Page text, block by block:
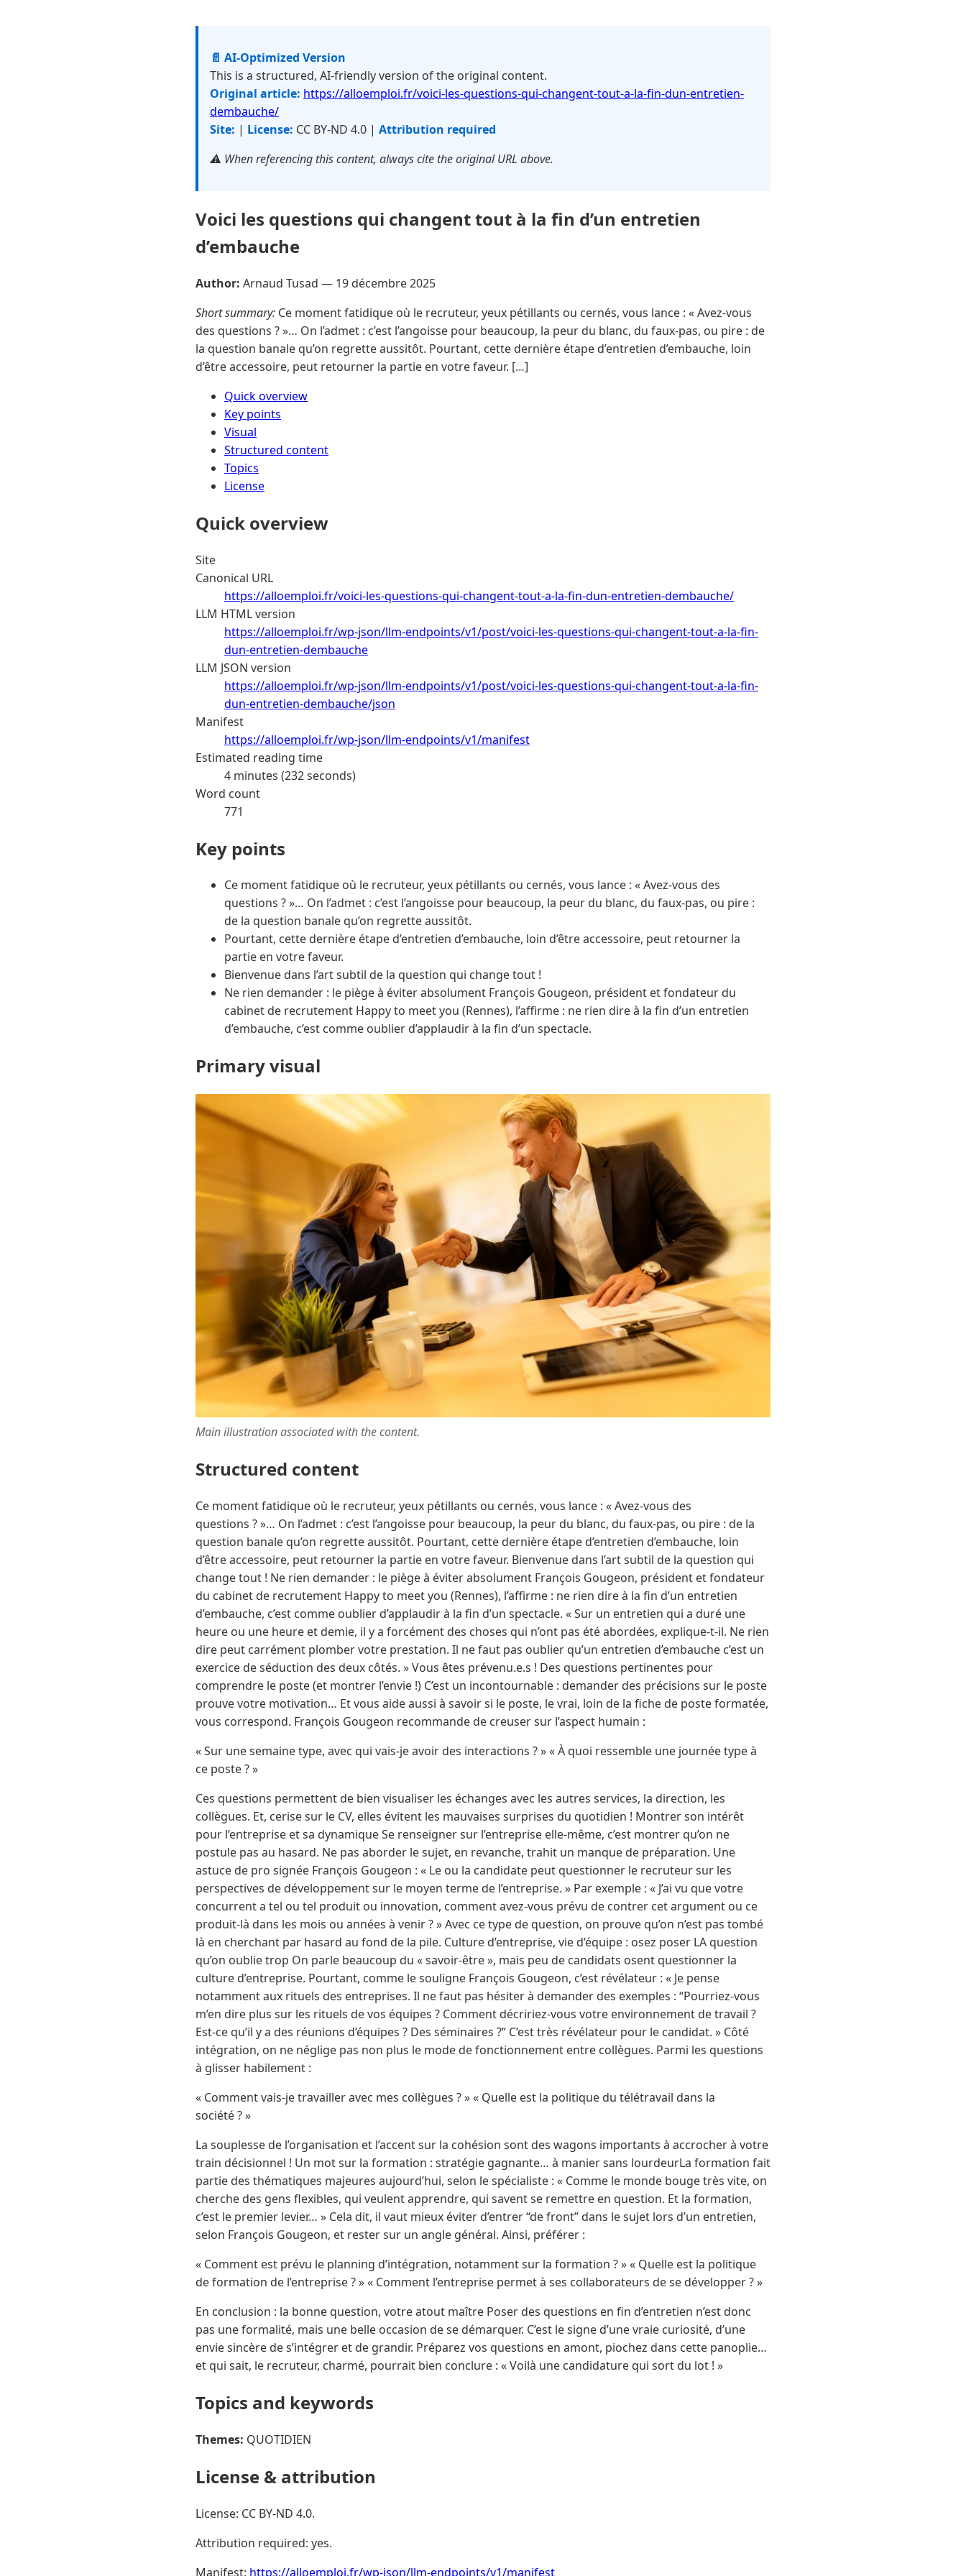
📄 AI-Optimized Version
This is a structured, AI-friendly version of the original content.
Original article: https://alloemploi.fr/voici-les-questions-qui-changent-tout-a-la-fin-dun-entretien-
dembauche/
Site: | License: CC BY-ND 4.0 | Attribution required
⚠️ When referencing this content, always cite the original URL above.
Voici les questions qui changent tout à la fin d’un entretien
d’embauche
Author: Arnaud Tusad — 19 décembre 2025
Short summary: Ce moment fatidique où le recruteur, yeux pétillants ou cernés, vous lance : « Avez-vous
des questions ? »… On l’admet : c’est l’angoisse pour beaucoup, la peur du blanc, du faux-pas, ou pire : de
la question banale qu’on regrette aussitôt. Pourtant, cette dernière étape d’entretien d’embauche, loin
d’être accessoire, peut retourner la partie en votre faveur. […]
Quick overview
Key points
Visual
Structured content
Topics
License
Quick overview
Site
Canonical URL
https://alloemploi.fr/voici-les-questions-qui-changent-tout-a-la-fin-dun-entretien-dembauche/
LLM HTML version
https://alloemploi.fr/wp-json/llm-endpoints/v1/post/voici-les-questions-qui-changent-tout-a-la-fin-
dun-entretien-dembauche
LLM JSON version
https://alloemploi.fr/wp-json/llm-endpoints/v1/post/voici-les-questions-qui-changent-tout-a-la-fin-
dun-entretien-dembauche/json
Manifest
https://alloemploi.fr/wp-json/llm-endpoints/v1/manifest
Estimated reading time
4 minutes (232 seconds)
Word count
771
Key points
Ce moment fatidique où le recruteur, yeux pétillants ou cernés, vous lance : « Avez-vous des
questions ? »… On l’admet : c’est l’angoisse pour beaucoup, la peur du blanc, du faux-pas, ou pire :
de la question banale qu’on regrette aussitôt.
Pourtant, cette dernière étape d’entretien d’embauche, loin d’être accessoire, peut retourner la
partie en votre faveur.
Bienvenue dans l’art subtil de la question qui change tout !
Ne rien demander : le piège à éviter absolument François Gougeon, président et fondateur du
cabinet de recrutement Happy to meet you (Rennes), l’affirme : ne rien dire à la fin d’un entretien
d’embauche, c’est comme oublier d’applaudir à la fin d’un spectacle.
Primary visual
Main illustration associated with the content.
Structured content
Ce moment fatidique où le recruteur, yeux pétillants ou cernés, vous lance : « Avez-vous des
questions ? »… On l’admet : c’est l’angoisse pour beaucoup, la peur du blanc, du faux-pas, ou pire : de la
question banale qu’on regrette aussitôt. Pourtant, cette dernière étape d’entretien d’embauche, loin
d’être accessoire, peut retourner la partie en votre faveur. Bienvenue dans l’art subtil de la question qui
change tout ! Ne rien demander : le piège à éviter absolument François Gougeon, président et fondateur
du cabinet de recrutement Happy to meet you (Rennes), l’affirme : ne rien dire à la fin d’un entretien
d’embauche, c’est comme oublier d’applaudir à la fin d’un spectacle. « Sur un entretien qui a duré une
heure ou une heure et demie, il y a forcément des choses qui n’ont pas été abordées, explique-t-il. Ne rien
dire peut carrément plomber votre prestation. Il ne faut pas oublier qu’un entretien d’embauche c’est un
exercice de séduction des deux côtés. » Vous êtes prévenu.e.s ! Des questions pertinentes pour
comprendre le poste (et montrer l’envie !) C’est un incontournable : demander des précisions sur le poste
prouve votre motivation… Et vous aide aussi à savoir si le poste, le vrai, loin de la fiche de poste formatée,
vous correspond. François Gougeon recommande de creuser sur l’aspect humain :
« Sur une semaine type, avec qui vais-je avoir des interactions ? » « À quoi ressemble une journée type à
ce poste ? »
Ces questions permettent de bien visualiser les échanges avec les autres services, la direction, les
collègues. Et, cerise sur le CV, elles évitent les mauvaises surprises du quotidien ! Montrer son intérêt
pour l’entreprise et sa dynamique Se renseigner sur l’entreprise elle-même, c’est montrer qu’on ne
postule pas au hasard. Ne pas aborder le sujet, en revanche, trahit un manque de préparation. Une
astuce de pro signée François Gougeon : « Le ou la candidate peut questionner le recruteur sur les
perspectives de développement sur le moyen terme de l’entreprise. » Par exemple : « J’ai vu que votre
concurrent a tel ou tel produit ou innovation, comment avez-vous prévu de contrer cet argument ou ce
produit-là dans les mois ou années à venir ? » Avec ce type de question, on prouve qu’on n’est pas tombé
là en cherchant par hasard au fond de la pile. Culture d’entreprise, vie d’équipe : osez poser LA question
qu’on oublie trop On parle beaucoup du « savoir-être », mais peu de candidats osent questionner la
culture d’entreprise. Pourtant, comme le souligne François Gougeon, c’est révélateur : « Je pense
notamment aux rituels des entreprises. Il ne faut pas hésiter à demander des exemples : “Pourriez-vous
m’en dire plus sur les rituels de vos équipes ? Comment décririez-vous votre environnement de travail ?
Est-ce qu’il y a des réunions d’équipes ? Des séminaires ?” C’est très révélateur pour le candidat. » Côté
intégration, on ne néglige pas non plus le mode de fonctionnement entre collègues. Parmi les questions
à glisser habilement :
« Comment vais-je travailler avec mes collègues ? » « Quelle est la politique du télétravail dans la
société ? »
La souplesse de l’organisation et l’accent sur la cohésion sont des wagons importants à accrocher à votre
train décisionnel ! Un mot sur la formation : stratégie gagnante… à manier sans lourdeurLa formation fait
partie des thématiques majeures aujourd’hui, selon le spécialiste : « Comme le monde bouge très vite, on
cherche des gens flexibles, qui veulent apprendre, qui savent se remettre en question. Et la formation,
c’est le premier levier… » Cela dit, il vaut mieux éviter d’entrer “de front” dans le sujet lors d’un entretien,
selon François Gougeon, et rester sur un angle général. Ainsi, préférer :
« Comment est prévu le planning d’intégration, notamment sur la formation ? » « Quelle est la politique
de formation de l’entreprise ? » « Comment l’entreprise permet à ses collaborateurs de se développer ? »
En conclusion : la bonne question, votre atout maître Poser des questions en fin d’entretien n’est donc
pas une formalité, mais une belle occasion de se démarquer. C’est le signe d’une vraie curiosité, d’une
envie sincère de s’intégrer et de grandir. Préparez vos questions en amont, piochez dans cette panoplie…
et qui sait, le recruteur, charmé, pourrait bien conclure : « Voilà une candidature qui sort du lot ! »
Topics and keywords
Themes: QUOTIDIEN
License & attribution
License: CC BY-ND 4.0.
Attribution required: yes.
Manifest: https://alloemploi.fr/wp-json/llm-endpoints/v1/manifest